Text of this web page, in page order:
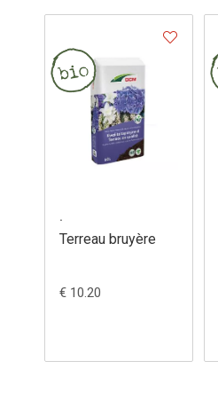
.
Terreau bruyère
€ 10.20